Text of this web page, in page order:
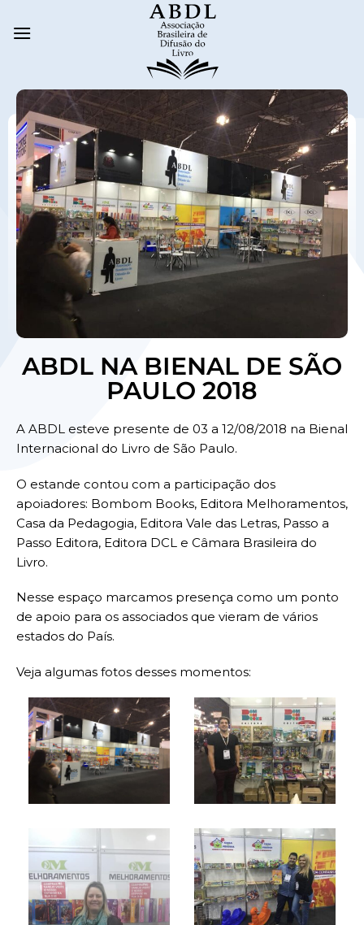
ABDL NA BIENAL DE SÃO
PAULO 2018
A ABDL esteve presente de 03 a 12/08/2018 na Bienal
Internacional do Livro de São Paulo.
O estande contou com a participação dos
apoiadores: Bombom Books, Editora Melhoramentos,
Casa da Pedagogia, Editora Vale das Letras, Passo a
Passo Editora, Editora DCL e Câmara Brasileira do
Livro.
Nesse espaço marcamos presença como um ponto
de apoio para os associados que vieram de vários
estados do País.
Veja algumas fotos desses momentos: